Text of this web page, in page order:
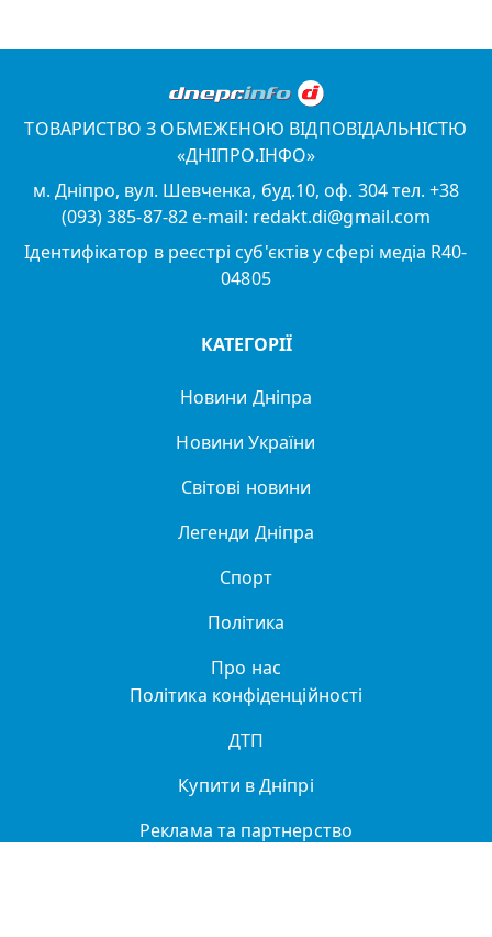
ТОВАРИСТВО З ОБМЕЖЕНОЮ ВІДПОВІДАЛЬНІСТЮ
«ДНІПРО.ІНФО»
м. Дніпро, вул. Шевченка, буд.10, оф. 304 тел. +38
(093) 385-87-82 e-mail: redakt.di@gmail.com
Ідентифікатор в реєстрі суб'єктів у сфері медіа R40-
04805
КАТЕГОРІЇ
Новини Дніпра
Новини України
Світові новини
Легенди Дніпра
Спорт
Політика
Про нас
Політика конфіденційності
ДТП
Купити в Дніпрі
Реклама та партнерство